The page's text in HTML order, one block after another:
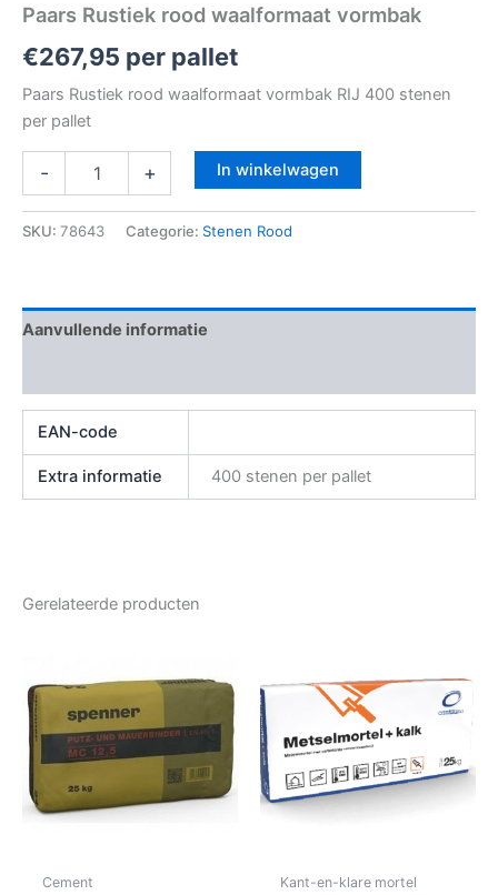
Paars Rustiek rood waalformaat vormbak
€267,95 per pallet
Paars Rustiek rood waalformaat vormbak RIJ 400 stenen
per pallet
- + In winkelwagen
SKU: 78643 Categorie: Stenen Rood
Aanvullende informatie
EAN-code
Extra informatie 400 stenen per pallet
Gerelateerde producten
Cement Kant-en-klare mortel